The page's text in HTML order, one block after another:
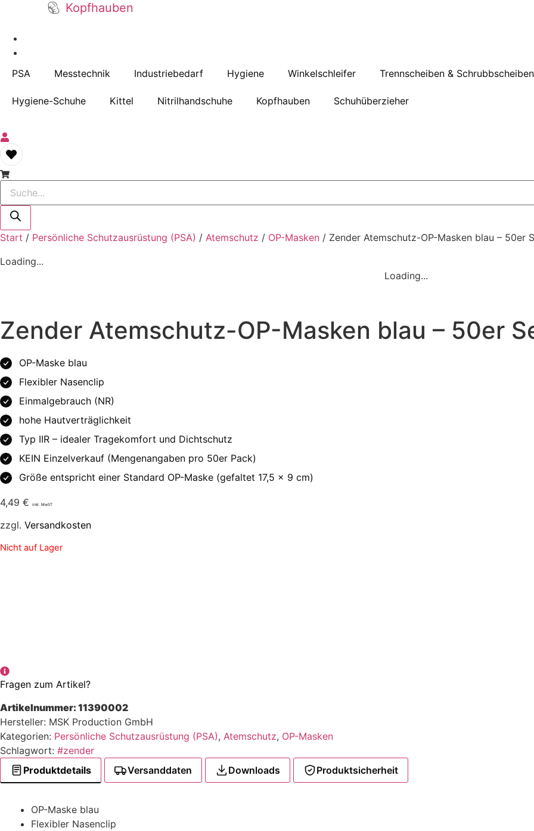
Kopfhauben
PSA Messtechnik Industriebedarf Hygiene Winkelschleifer Trennscheiben & Schrubbscheiben
Hygiene-Schuhe Kittel Nitrilhandschuhe Kopfhauben Schuhüberzieher
Products
search
Start / Persönliche Schutzausrüstung (PSA) / Atemschutz / OP-Masken / Zender Atemschutz-OP-Masken blau – 50er
Loading...
Loading...
Zender Atemschutz-OP-Masken blau – 50er
OP-Maske blau
Flexibler Nasenclip
Einmalgebrauch (NR)
hohe Hautverträglichkeit
Typ IIR – idealer Tragekomfort und Dichtschutz
KEIN Einzelverkauf (Mengenangaben pro 50er Pack)
Größe entspricht einer Standard OP-Maske (gefaltet 17,5 x 9 cm)
4,49 € inkl. MwST
zzgl. Versandkosten
Nicht auf Lager
Fragen zum Artikel?
Artikelnummer: 11390002
Kategorien: Persönliche Schutzausrüstung (PSA), Atemschutz, OP-Masken
Schlagwort: #zender
Hersteller: MSK Production GmbH
Produktdetails Versanddaten Downloads Produktsicherheit
OP-Maske blau
Flexibler Nasenclip